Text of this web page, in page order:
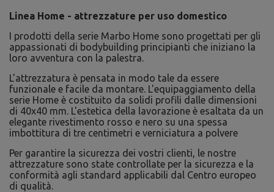
Linea Home - attrezzature per uso domestico
I prodotti della serie Marbo Home sono progettati per gli
appassionati di bodybuilding principianti che iniziano la
loro avventura con la palestra.
L'attrezzatura è pensata in modo tale da essere
funzionale e facile da montare. L'equipaggiamento della
serie Home è costituito da solidi profili dalle dimensioni
di 40x40 mm. L'estetica della lavorazione è esaltata da un
elegante rivestimento rosso e nero su una spessa
imbottitura di tre centimetri e verniciatura a polvere
Per garantire la sicurezza dei vostri clienti, le nostre
attrezzature sono state controllate per la sicurezza e la
conformità agli standard applicabili dal Centro europeo
di qualità.